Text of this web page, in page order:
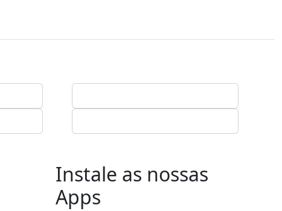
Instale as nossas
Apps